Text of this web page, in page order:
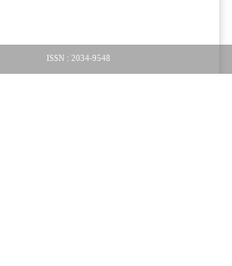
ISSN : 2034-9548